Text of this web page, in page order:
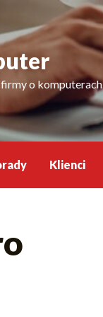
o komputerach
Klienci